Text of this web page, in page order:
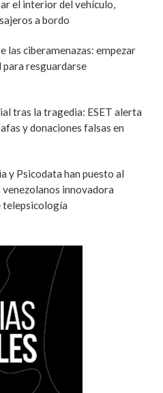
el interior del vehículo,
a bordo
las ciberamenazas: empezar
para resguardarse
tras la tragedia: ESET alerta
y donaciones falsas en
y Psicodata han puesto al
innovadora